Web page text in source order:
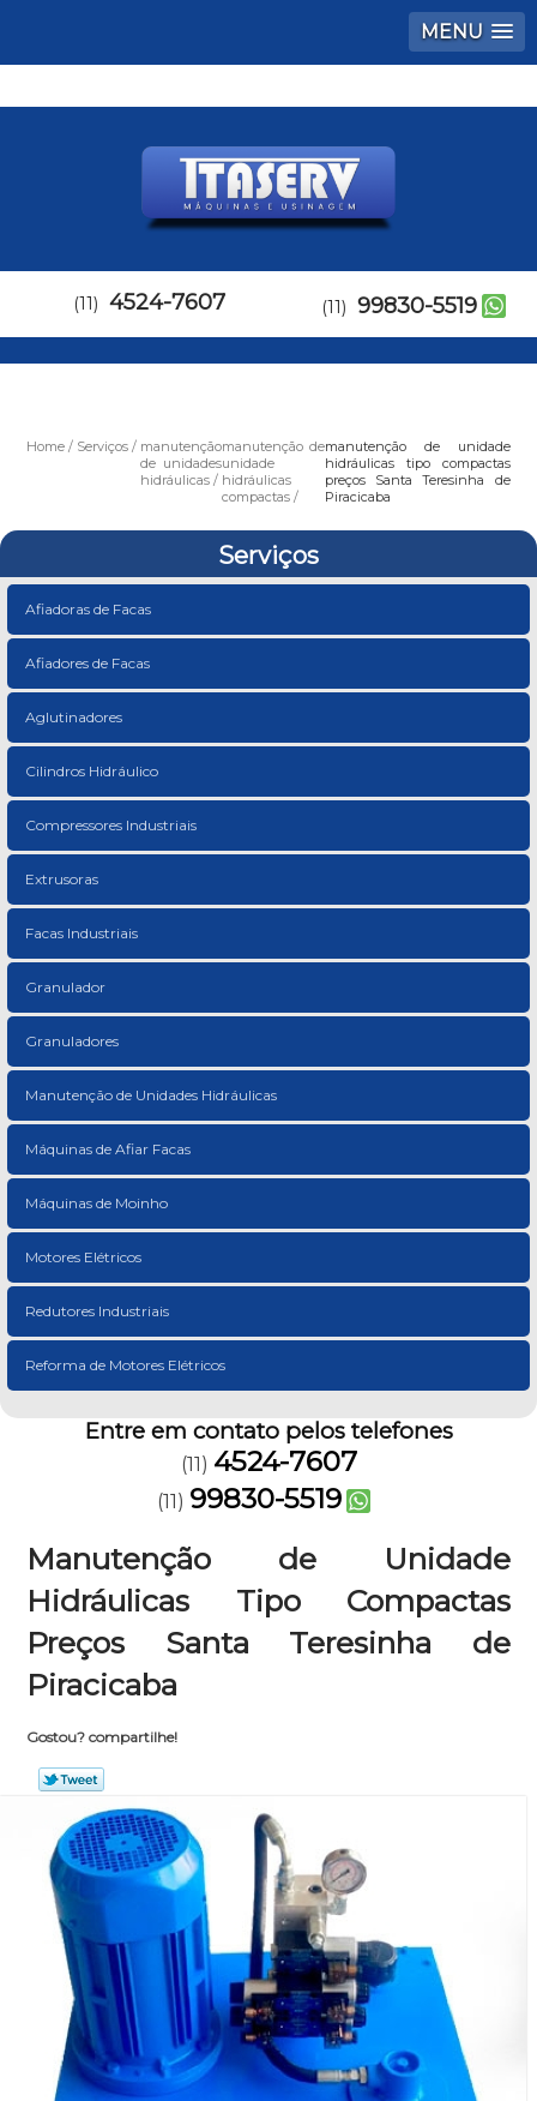
MENU
(11) 4524-7607 (11) 99830-5519
Home Serviços
manutenção
de unidades
hidráulicas
manutenção de
unidade
hidráulicas
compactas
manutenção de unidade
hidráulicas tipo compactas
preços Santa Teresinha de
Piracicaba
Serviços
Afiadoras de Facas
Afiadores de Facas
Aglutinadores
Cilindros Hidráulico
Compressores Industriais
Extrusoras
Facas Industriais
Granulador
Granuladores
Manutenção de Unidades Hidráulicas
Máquinas de Afiar Facas
Máquinas de Moinho
Motores Elétricos
Redutores Industriais
Reforma de Motores Elétricos
Entre em contato pelos telefones
(11) 4524-7607
(11) 99830-5519
Manutenção de Unidade
Hidráulicas Tipo Compactas
Preços Santa Teresinha de
Piracicaba
Gostou? compartilhe!